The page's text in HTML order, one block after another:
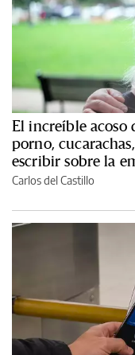
El increíble acoso
porno,
escribir sobre la
Carlos del Castillo